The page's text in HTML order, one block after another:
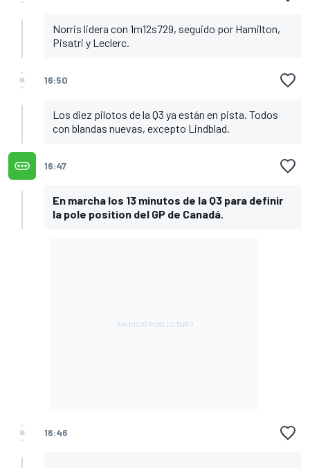
Norris lidera con 1m12s729, seguido por Hamilton,
Pisatri y Leclerc.
16:50
Los diez pilotos de la Q3 ya están en pista. Todos
con blandas nuevas, excepto Lindblad.
16:47
En marcha los 13 minutos de la Q3 para definir
la pole position del GP de Canadá.
16:46